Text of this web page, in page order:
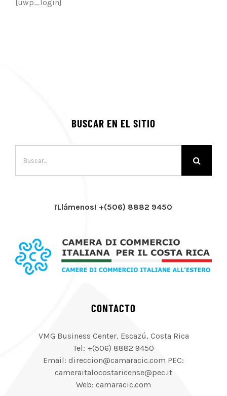
[uwp_login]
BUSCAR EN EL SITIO
¡Llámenos! +(506) 8882 9450
CONTACTO
VMG Business Center, Escazú, Costa Rica
Tel: +(506) 8882 9450
Email: direccion@camaracic.com PEC:
cameraitalocostaricense@pec.it
Web: camaracic.com